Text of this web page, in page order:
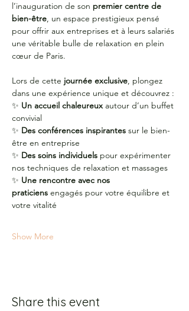
l’inauguration de son premier centre de
bien-être, un espace prestigieux pensé
pour offrir aux entreprises et à leurs salariés
une véritable bulle de relaxation en plein
cœur de Paris.
Lors de cette journée exclusive, plongez
dans une expérience unique et découvrez :
✨ Un accueil chaleureux autour d’un buffet
convivial
✨ Des conférences inspirantes sur le bien-
être en entreprise
✨ Des soins individuels pour expérimenter
nos techniques de relaxation et massages
✨ Une rencontre avec nos
praticiens engagés pour votre équilibre et
votre vitalité
Show More
Share this event